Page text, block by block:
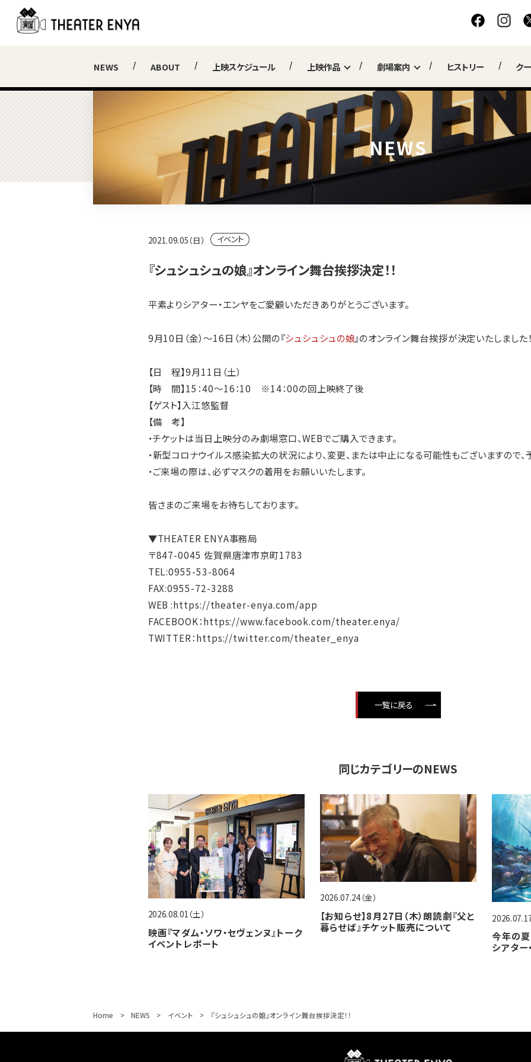
NEWS ABOUT 上映スケジュール 上映作品 劇場案内 ヒストリー ク
NEWS
2021.09.05（日） イベント
『シュシュシュの娘』オンライン舞台挨拶決定！！
平素よりシアター・エンヤをご愛顧いただきありがとうございます。
9月10日（金）～16日（木）公開の『シュシュシュの娘』のオンライン舞台挨拶が決定いたしました！
【日 程】9月11日（土）
【時 間】15：40～16：10 ※14：00の回上映終了後
【ゲスト】入江悠監督
【備 考】
・チケットは当日上映分のみ劇場窓口、WEBでご購入できます。
・新型コロナウイルス感染拡大の状況により、変更、または中止になる可能性もございますので、
・ご来場の際は、必ずマスクの着用をお願いいたします。
皆さまのご来場をお待ちしております。
▼THEATER ENYA事務局
〒847-0045 佐賀県唐津市京町1783
TEL:0955-53-8064
FAX:0955-72-3288
WEB :https://theater-enya.com/app
FACEBOOK：https://www.facebook.com/theater.enya/
TWITTER：https://twitter.com/theater_enya
一覧に戻る
同じカテゴリーのNEWS
2026.08.01（土）
映画『マダム・ソワ・セヴェンヌ』トーク
イベントレポート
2026.07.24（金）
【お知らせ】8月27日（木）朗読劇『父と
暮らせば』チケット販売について
2026.07.17
今年の
シアター
Home NEWS イベント 『シュシュシュの娘』オンライン舞台挨拶決定！！